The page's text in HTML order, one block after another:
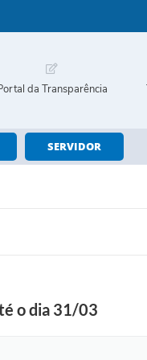
da Transparência
SERVIDOR
o dia 31/03